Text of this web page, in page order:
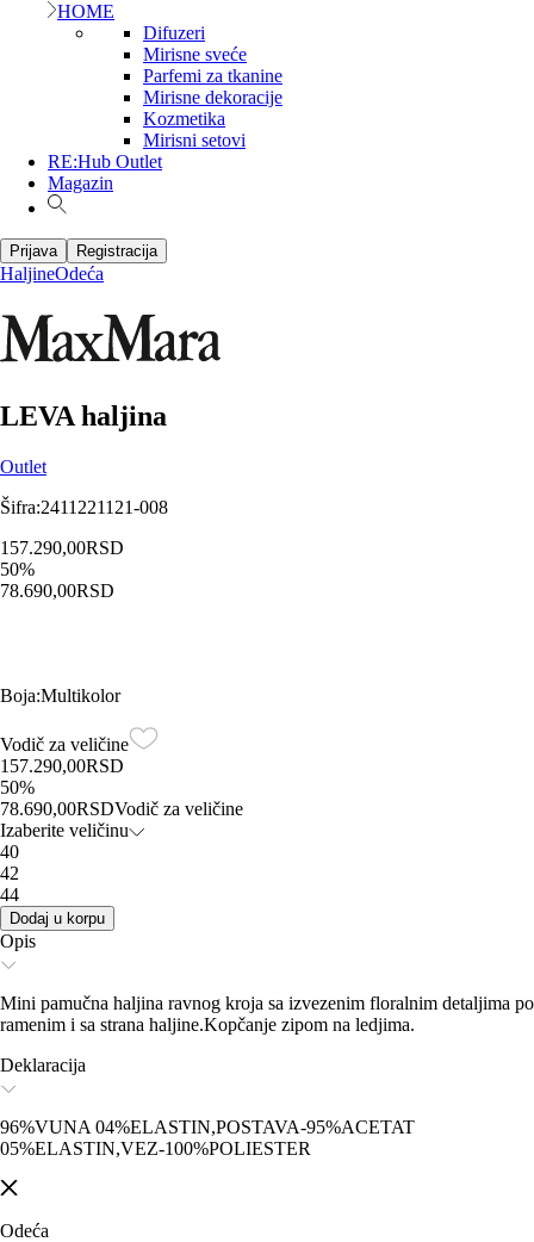
HOME
Difuzeri
Mirisne sveće
Parfemi za tkanine
Mirisne dekoracije
Kozmetika
Mirisni setovi
RE:Hub Outlet
Magazin
Prijava Registracija
HaljineOdeća
LEVA haljina
Outlet
Šifra:2411221121-008
157.290,00RSD
50%
78.690,00RSD
Boja:Multikolor
Vodič za veličine
157.290,00RSD
50%
78.690,00RSDVodič za veličine
Izaberite veličinu
40
42
44
Dodaj u korpu
Opis
Mini pamučna haljina ravnog kroja sa izvezenim floralnim detaljima po
ramenim i sa strana haljine.Kopčanje zipom na ledjima.
Deklaracija
96%VUNA 04%ELASTIN,POSTAVA-95%ACETAT
05%ELASTIN,VEZ-100%POLIESTER
Odeća